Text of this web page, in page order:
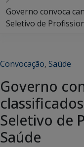
Governo convoca
Seletivo de
Convocação, Saúde
Governo
Seletivo de
Saúde